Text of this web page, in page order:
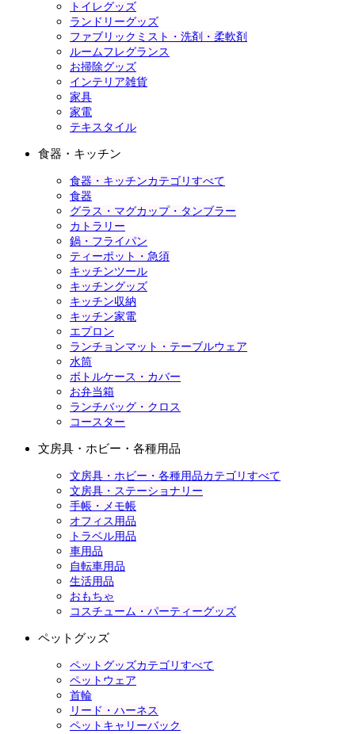
トイレグッズ
ランドリーグッズ
ファブリックミスト・洗剤・柔軟剤
ルームフレグランス
お掃除グッズ
インテリア雑貨
家具
家電
テキスタイル
食器・キッチン
食器・キッチンカテゴリすべて
食器
グラス・マグカップ・タンブラー
カトラリー
鍋・フライパン
ティーポット・急須
キッチンツール
キッチングッズ
キッチン収納
キッチン家電
エプロン
ランチョンマット・テーブルウェア
水筒
ボトルケース・カバー
お弁当箱
ランチバッグ・クロス
コースター
文房具・ホビー・各種用品
文房具・ホビー・各種用品カテゴリすべて
文房具・ステーショナリー
手帳・メモ帳
オフィス用品
トラベル用品
車用品
自転車用品
生活用品
おもちゃ
コスチューム・パーティーグッズ
ペットグッズ
ペットグッズカテゴリすべて
ペットウェア
首輪
リード・ハーネス
ペットキャリーバック